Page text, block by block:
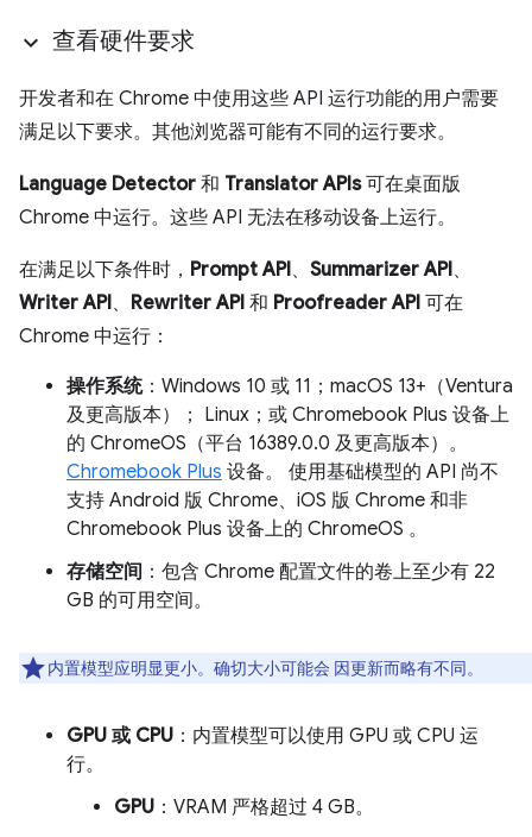
查看硬件要求
开发者和在 Chrome 中使用这些 API 运行功能的用户需要
满足以下要求。其他浏览器可能有不同的运行要求。
Language Detector 和 Translator APIs可在桌面版
Chrome 中运行。这些 API 无法在移动设备上运行。
在满足以下条件时， Prompt API、 Summarizer API、
Writer API、 Rewriter API 和 Proofreader API 可在
Chrome 中运行：
操作系统：Windows 10 或 11；macOS 13+（Ventura
及更高版本）； Linux；或 Chromebook Plus 设备上
的 ChromeOS（平台 16389.0.0 及更高版本）。
Chromebook Plus 设备。 使用基础模型的 API 尚不
支持 Android 版 Chrome、iOS 版 Chrome 和非
Chromebook Plus 设备上的 ChromeOS 。
存储空间 ：包含 Chrome 配置文件的卷上至少有 22
GB 的可用空间。
内置模型应明显更小。确切大小可能会 因更新而略有不同。
GPU 或 CPU ：内置模型可以使用 GPU 或 CPU 运
行。
GPU ：VRAM 严格超过 4 GB。